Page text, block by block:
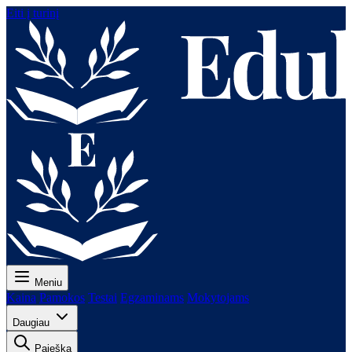
Eiti į turinį
Meniu
Kaina Pamokos Testai Egzaminams Mokytojams
Daugiau
Paieška